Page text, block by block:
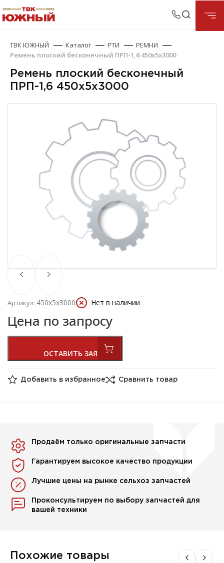
ТВК ЮЖНЫЙ Каталог РТИ
РЕМНИ
Ремень плоский бесконечный ПРП-1,6 450х5х3000
Ремень плоский бесконечный
ПРП-1,6 450х5х3000
Артикул: 450х5х3000 Нет в наличии
Цена по запросу
Добавить в избранное Сравнить товар
Продаём только оригинальные запчасти
Гарантируем высокое качество продукции
Лучшие цены на рынке сельхоз запчастей
Проконсультируем по выбору запчастей для
вашей техники
Похожие товары